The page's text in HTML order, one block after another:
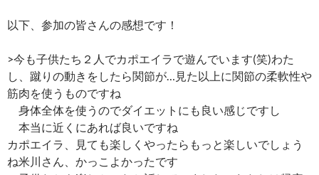
以下、参加の皆さんの感想です！
>今も子供たち２人でカポエイラで遊んでいます(笑)わた
し、蹴りの動きをしたら関節が…見た以上に関節の柔軟性や
筋肉を使うものですね
身体全体を使うのでダイエットにも良い感じですし
本当に近くにあれば良いですね
カポエイラ、見ても楽しくやったらもっと楽しいでしょう
ね米川さん、かっこよかったです